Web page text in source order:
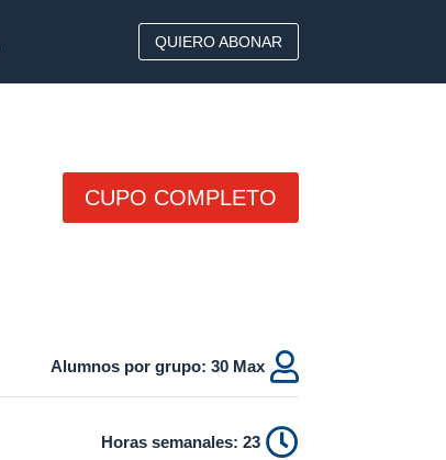
QUIERO ABONAR
CUPO COMPLETO

Alumnos por grupo: 30 Max

Horas semanales: 23